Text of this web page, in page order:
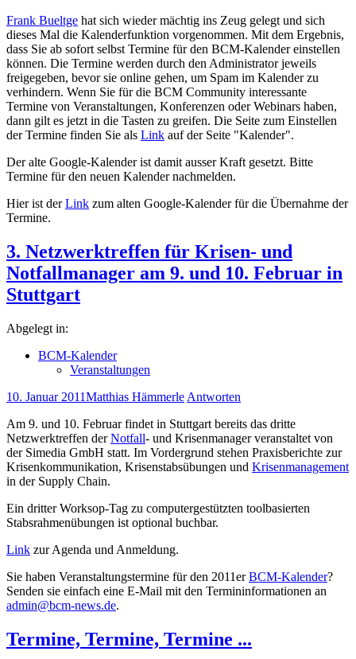
Frank Bueltge hat sich wieder mächtig ins Zeug gelegt und sich
dieses Mal die Kalenderfunktion vorgenommen. Mit dem Ergebnis,
dass Sie ab sofort selbst Termine für den BCM-Kalender einstellen
können. Die Termine werden durch den Administrator jeweils
freigegeben, bevor sie online gehen, um Spam im Kalender zu
verhindern. Wenn Sie für die BCM Community interessante
Termine von Veranstaltungen, Konferenzen oder Webinars haben,
dann gilt es jetzt in die Tasten zu greifen. Die Seite zum Einstellen
der Termine finden Sie als Link auf der Seite "Kalender".
Der alte Google-Kalender ist damit ausser Kraft gesetzt. Bitte
Termine für den neuen Kalender nachmelden.
Hier ist derLink zum alten Google-Kalender für die Übernahme der
Termine.
3. Netzwerktreffen für Krisen- und
Notfallmanager am 9. und 10. Februar in
Stuttgart
Abgelegt in:
BCM-Kalender
Veranstaltungen
10. Januar 2011Matthias Hämmerle Antworten
Am 9. und 10. Februar findet in Stuttgart bereits das dritte
Netzwerktreffen derNotfall- und Krisenmanager veranstaltet von
der Simedia GmbH statt. Im Vordergrund stehen Praxisberichte zur
Krisenkommunikation, Krisenstabsübungen und Krisenmanagement
in der Supply Chain.
Ein dritter Worksop-Tag zu computergestützten toolbasierten
Stabsrahmenübungen ist optional buchbar.
Link zur Agenda und Anmeldung.
Sie haben Veranstaltungstermine für den 2011erBCM-Kalender?
Senden sie einfach eine E-Mail mit den Termininformationen an
admin@bcm-news.de.
Termine, Termine, Termine ...